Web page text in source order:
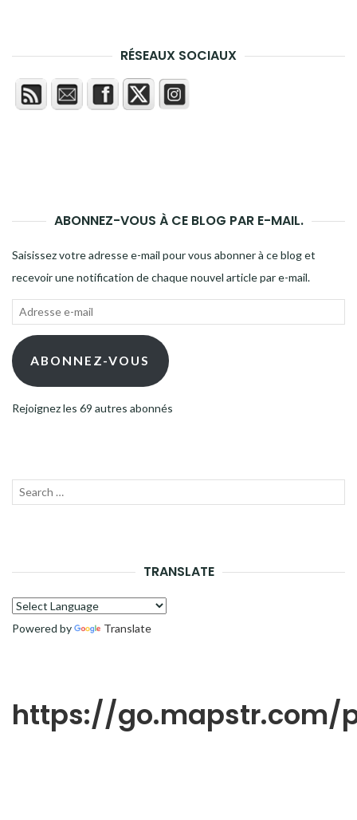
RÉSEAUX SOCIAUX
ABONNEZ-VOUS À CE BLOG PAR E-MAIL.
Saisissez votre adresse e-mail pour vous abonner à ce blog et
recevoir une notification de chaque nouvel article par e-mail.
Adresse
mail ABONNEZ-VOUS
Rejoignez les 69 autres abonnés
Recherche
TRANSLATE
Powered by Translate
https://go.mapstr.com/